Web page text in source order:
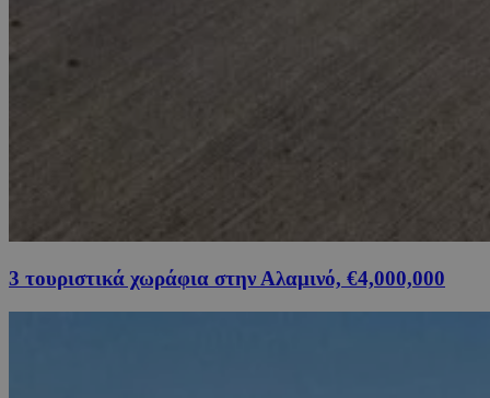
3 τουριστικά χωράφια στην Αλαμινό, €4,000,000